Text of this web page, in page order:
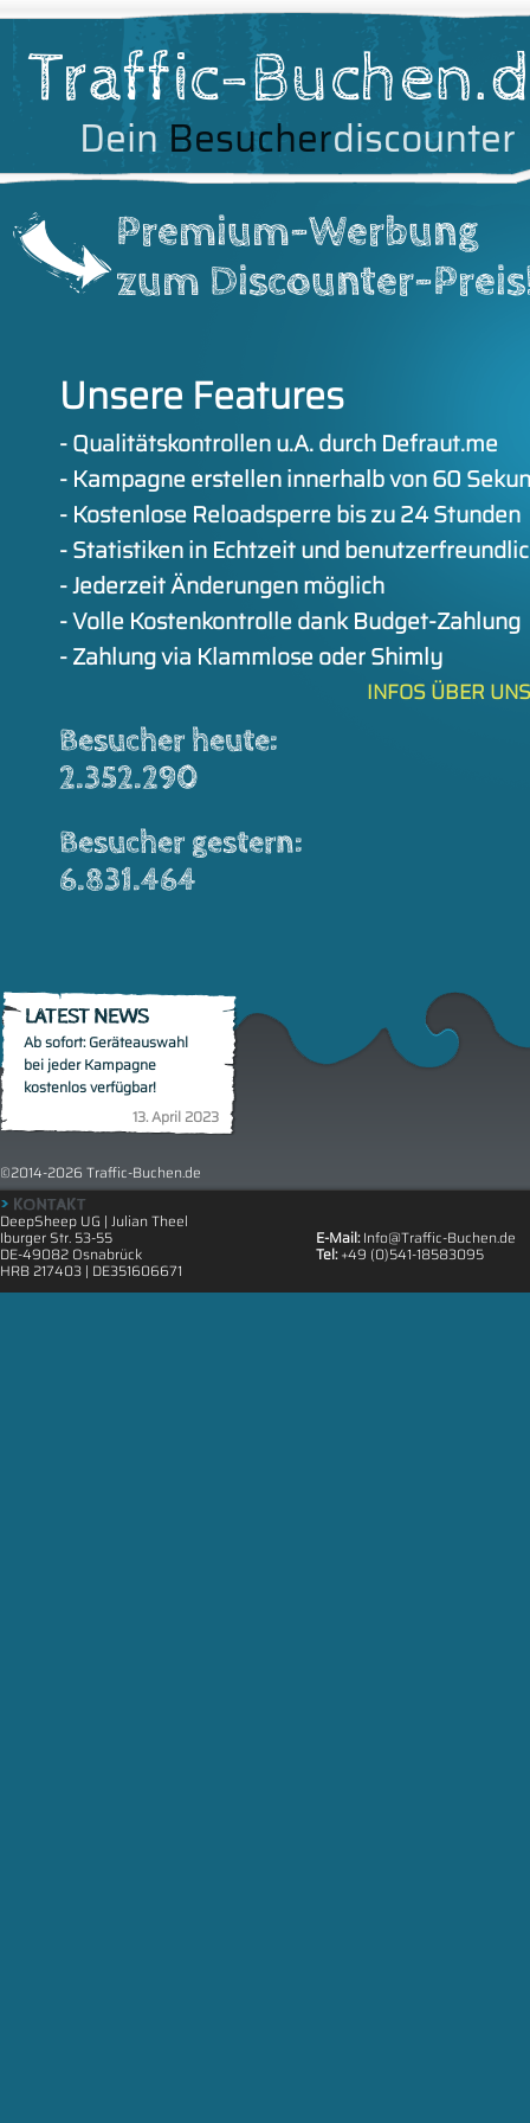
Premium-Werbung
zum Discounter-
Unsere Features
- Qualitätskontrollen u.A. durch Defraut.me
- Kampagne erstellen innerhalb von 60
- Kostenlose Reloadsperre bis zu 24 Stunden
- Statistiken in Echtzeit und
- Jederzeit Änderungen möglich
- Volle Kostenkontrolle dank Budget-Zahlung
- Zahlung via Klammlose oder Shimly
INFOS ÜBER
Besucher heute:
2.504.973
Besucher gestern:
6.831.464
Ab sofort: Geräteauswahl
bei jeder Kampagne
kostenlos verfügbar!
13. April 2023
©2014-2026 Traffic-Buchen.de
DeepSheep UG | Julian Theel
Iburger Str. 53-55
DE-49082 Osnabrück
HRB 217403 | DE351606671
E-Mail: Info@Traffic-Buchen.de
Tel:+49 (0)541-18583095